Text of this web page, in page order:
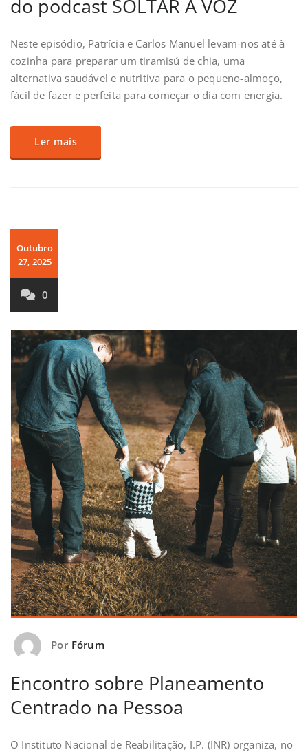
do podcast SOLTAR A VOZ
Neste episódio, Patrícia e Carlos Manuel levam-nos até à
cozinha para preparar um tiramisú de chia, uma
alternativa saudável e nutritiva para o pequeno-almoço,
fácil de fazer e perfeita para começar o dia com energia.
Ler mais
Outubro
27, 2025
0
Por Fórum
Encontro sobre Planeamento
Centrado na Pessoa
O Instituto Nacional de Reabilitação, I.P. (INR) organiza, no